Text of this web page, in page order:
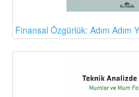
Finansal Özgürlük: Adım Adım